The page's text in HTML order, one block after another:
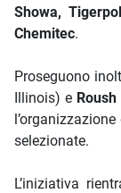
Showa,
Chemitec.
Proseguono
Illinois) e
l’organizzazione
selezionate.
L’iniziativa